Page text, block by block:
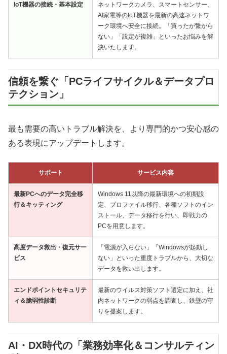
IoT機器の接続・基本設定
ネットワークカメラ、スマートセンサー、
AI家電等のIoT機器を最新の高速ネットワ
ーク環境へ安全に接続。「買ったが繋がら
ない」「設定が複雑」といったお悩みを解
決いたします。
信頼を繋ぐ「PCライフサイクル＆データプロ
テクション」
最も需要の高いトラブル解決を、より専門的かつ安心感の
ある表現にアップデートします。
サポート サービス内容
最新PCへのデータ完全移
行＆キッティング
Windows 11以降の最新環境への初期設
定、プロファイル移行、各種ソフトのイン
ストール、データ移行を行い、即戦力の
PCを用意します。
高度データ救出・復元サー
ビス
「電源が入らない」「Windowsが起動し
ない」といった重度トラブルから、大切な
データを救い出します。
エンドポイントセキュリテ
ィ＆脆弱性診断
最新のウイルス対策ソフト選定に加え、社
内ネットワークの弱点を調査し、鉄壁の守
りを提案します。
AI・DX時代の「業務効率化＆コンサルティン